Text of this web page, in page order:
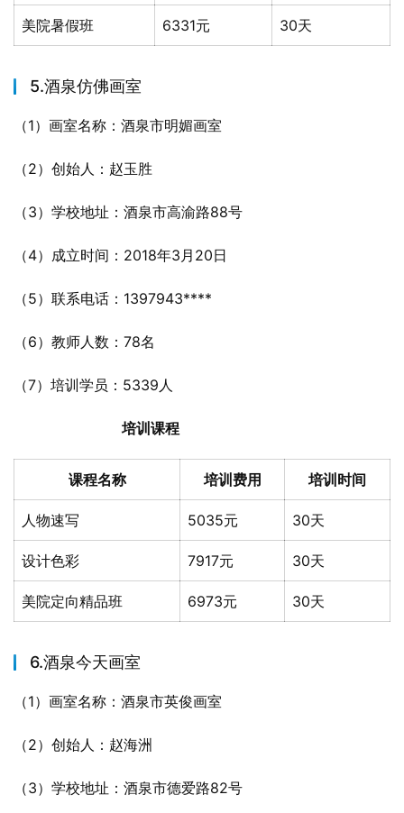
美院暑假班 6331元 30天
5.酒泉仿佛画室
（1）画室名称：酒泉市明媚画室
（2）创始人：赵玉胜
（3）学校地址：酒泉市高渝路88号
（4）成立时间：2018年3月20日
（5）联系电话：1397943****
（6）教师人数：78名
（7）培训学员：5339人
培训课程
课程名称 培训费用 培训时间
人物速写 5035元 30天
设计色彩 7917元 30天
美院定向精品班 6973元 30天
6.酒泉今天画室
（1）画室名称：酒泉市英俊画室
（2）创始人：赵海洲
（3）学校地址：酒泉市德爱路82号